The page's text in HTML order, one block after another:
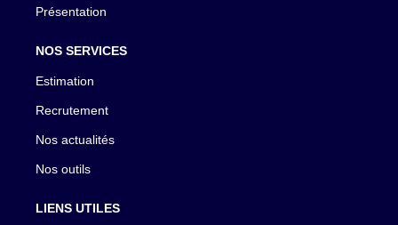
Présentation
NOS SERVICES
Estimation
Recrutement
Nos actualités
Nos outils
LIENS UTILES